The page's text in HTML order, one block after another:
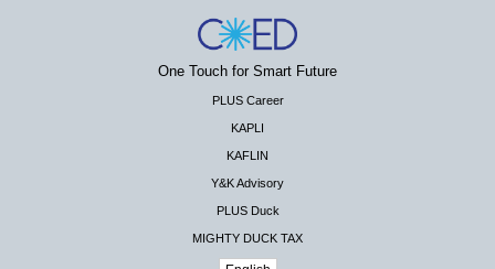
One Touch for Smart Future
PLUS Career
KAPLI
KAFLIN
Y&K Advisory
PLUS Duck
MIGHTY DUCK TAX